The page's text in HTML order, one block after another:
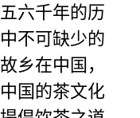
六千年的历
不可缺少的
乡在中国，
国的茶文化